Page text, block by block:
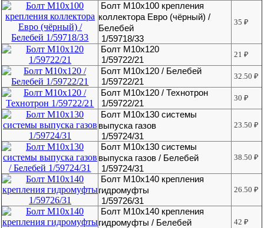
Болт М10х100 крепления
коллектора Евро (чёрный) /
Белебей
1/59718/33
35₽
Болт М10х120
1/59722/21
21₽
Болт М10х120 / Белебей
1/59722/21
32.50₽
Болт М10х120 / Технотрон
1/59722/21
30₽
Болт М10х130 системы
выпуска газов
1/59724/31
23.50₽
Болт М10х130 системы
выпуска газов / Белебей
1/59724/31
38.50₽
Болт М10х140 крепления
гидромуфты
1/59726/31
26.50₽
Болт М10х140 крепления
гидромуфты / Белебей
42₽